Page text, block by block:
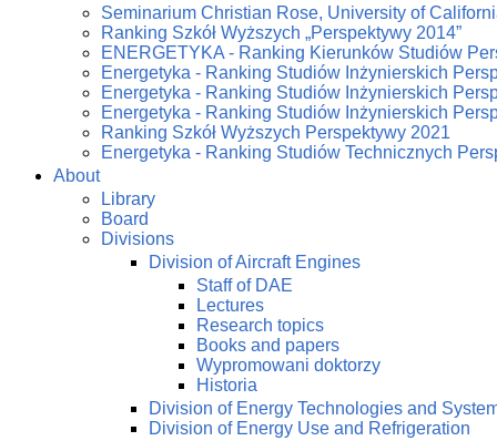
Seminarium Christian Rose, University of
Ranking Szkół Wyższych „Perspektywy 2014”
ENERGETYKA - Ranking Kierunków Studiów
Energetyka - Ranking Studiów Inżynierskich
Energetyka - Ranking Studiów Inżynierskich
Energetyka - Ranking Studiów Inżynierskich
Ranking Szkół Wyższych Perspektywy 2021
Energetyka - Ranking Studiów Technicznych
About
Library
Board
Divisions
Division of Aircraft Engines
Staff of DAE
Lectures
Research topics
Books and papers
Wypromowani doktorzy
Historia
Division of Energy Technologies and
Division of Energy Use and Refrigeration